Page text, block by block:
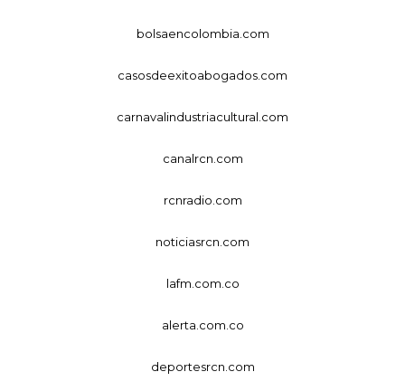
bolsaencolombia.com
casosdeexitoabogados.com
carnavalindustriacultural.com
canalrcn.com
rcnradio.com
noticiasrcn.com
lafm.com.co
alerta.com.co
deportesrcn.com